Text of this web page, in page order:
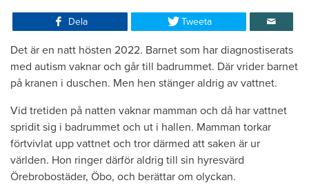
Dela Tweeta
Det är en natt hösten 2022. Barnet som har diagnostiserats
med autism vaknar och går till badrummet. Där vrider barnet
på kranen i duschen. Men hen stänger aldrig av vattnet.
Vid tretiden på natten vaknar mamman och då har vattnet
spridit sig i badrummet och ut i hallen. Mamman torkar
förtvivlat upp vattnet och tror därmed att saken är ur
världen. Hon ringer därför aldrig till sin hyresvärd
Örebrobostäder, Öbo, och berättar om olyckan.